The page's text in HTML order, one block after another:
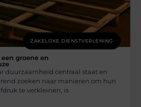
ZAKELIJKE DIENSTVERLENING
groene en
duurzaamheid centraal staat en
zoeken naar manieren om hun
te verkleinen, is